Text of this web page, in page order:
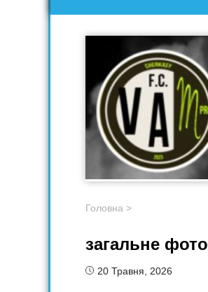
Головна >
загальне фото
20 Травня, 2026